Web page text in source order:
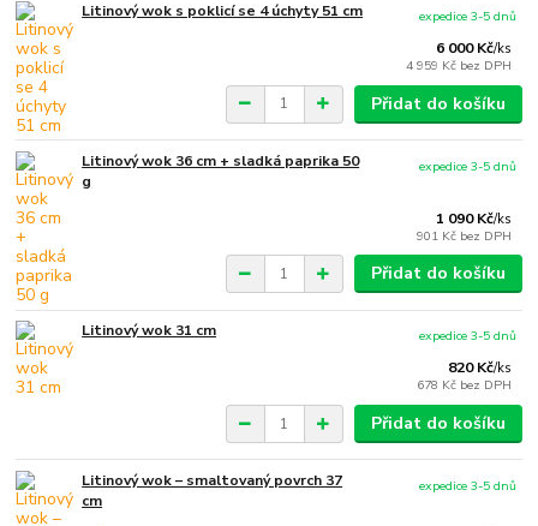
Litinový wok s poklicí se 4 úchyty 51 cm
6 000 Kč/ks
4 959 Kč bez DPH
expedice 3-5 dnů
Přidat do košíku
Litinový wok 36 cm + sladká paprika 50
g
1 090 Kč/ks
901 Kč bez DPH
expedice 3-5 dnů
Přidat do košíku
Litinový wok 31 cm
820 Kč/ks
678 Kč bez DPH
expedice 3-5 dnů
Přidat do košíku
Litinový wok – smaltovaný povrch 37
cm
expedice 3-5 dnů